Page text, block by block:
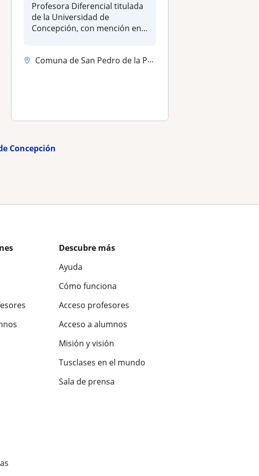
Profesora Diferencial titulada
de la Universidad de
Concepción, con mención en
Comuna de San Pedro de la Paz, Comuna de Hualpén
Concepción
Descubre más
Ayuda
Cómo funciona
Acceso profesores
Acceso a alumnos
Misión y visión
Tusclases en el mundo
Sala de prensa